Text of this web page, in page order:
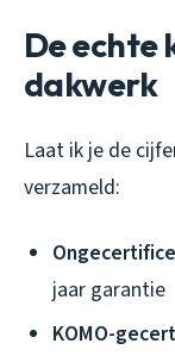
De echte
dakwerk
Laat ik je de
verzameld:
jaar garantie
KOMO-